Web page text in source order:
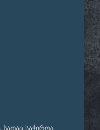
სადაც საჭიროა